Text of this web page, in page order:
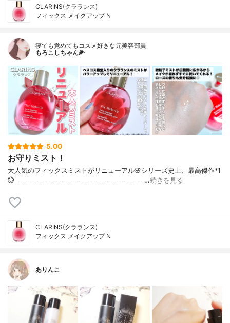
CLARINS(クラランス)
フィックス メイクアップ N
寝ても覚めてもコスメ好きな元美容部員
もろこしちゃん🌽
5.00
お守りミスト！
大人気のフィックスミストがリニューアル🌸シリーズ史上、最高傑作*1
💮𓐄 𓐄 𓐄 𓐄 𓐄 𓐄 𓐄 𓐄 𓐄 𓐄 𓐄 𓐄 𓐄 𓐄 𓐄 𓐄 𓐄 𓐄 𓐄 𓐄 𓐄 𓐄 𓐄 …続きを見る
CLARINS(クラランス)
フィックス メイクアップ N
ありんこ